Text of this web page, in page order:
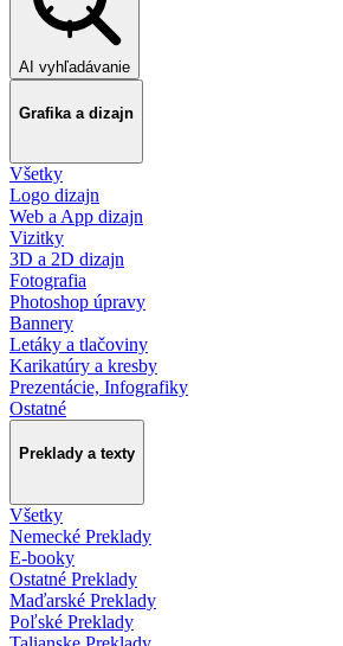
AI vyhľadávanie
Grafika a dizajn
Všetky
Logo dizajn
Web a App dizajn
Vizitky
3D a 2D dizajn
Fotografia
Photoshop úpravy
Bannery
Letáky a tlačoviny
Karikatúry a kresby
Prezentácie, Infografiky
Ostatné
Preklady a texty
Všetky
Nemecké Preklady
E-booky
Ostatné Preklady
Maďarské Preklady
Poľské Preklady